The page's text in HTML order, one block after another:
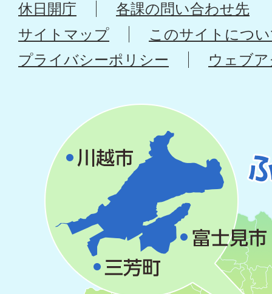
休日開庁
各課の問い合わせ先
サイトマップ
このサイトにつ
プライバシーポリシー
ウェブ